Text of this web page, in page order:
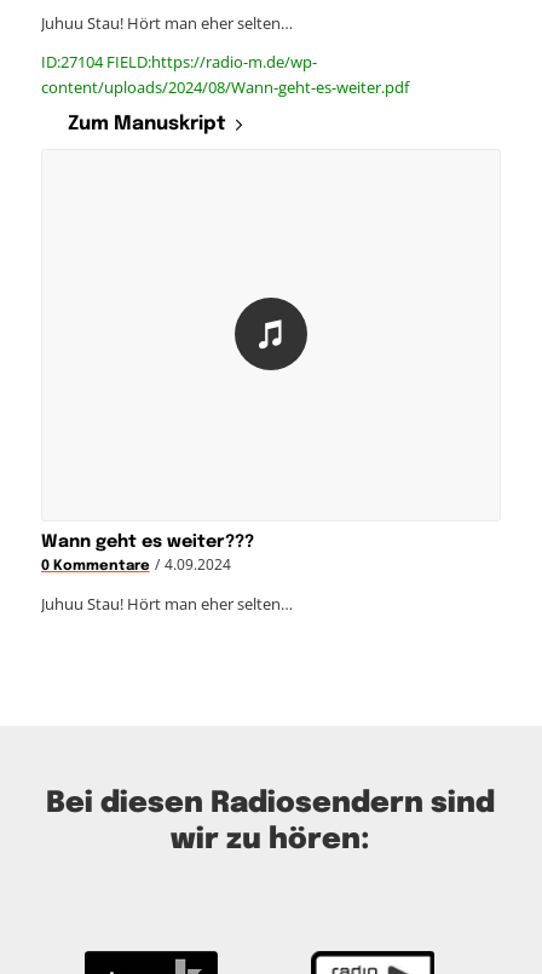
Juhuu Stau! Hört man eher selten…
ID:27104 FIELD:https://radio-m.de/wp-
content/uploads/2024/08/Wann-geht-es-weiter.pdf
Zum Manuskript
Wann geht es weiter???
0 Kommentare / 4.09.2024
Juhuu Stau! Hört man eher selten…
Bei diesen Radiosendern sind
wir zu hören: